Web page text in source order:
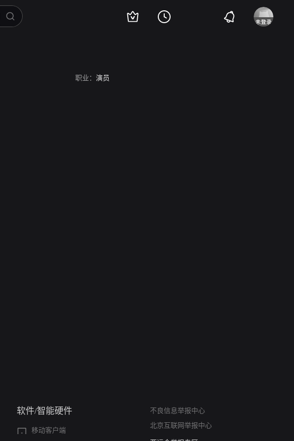
职业： 演员
软件/智能硬件
移动客户端
不良信息举报中心
北京互联网举报中心
算法推荐专项举报